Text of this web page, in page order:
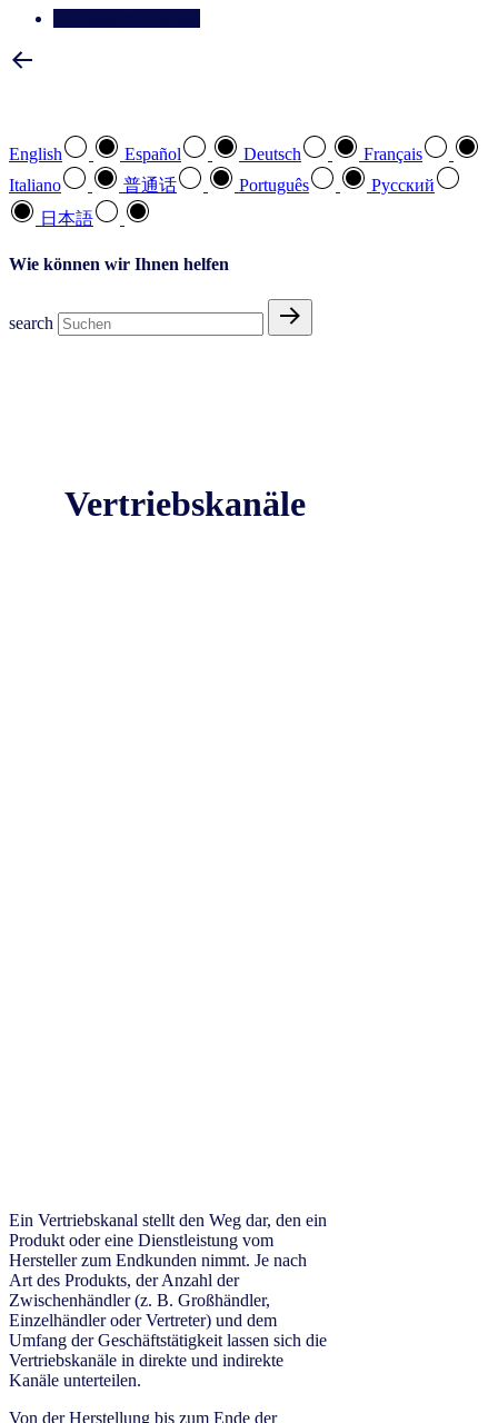
English Español Deutsch
Français
Italiano
普通话 Português
Pусский
日本語
Wie können wir Ihnen helfen
search
Vertriebskanäle
Ein Vertriebskanal stellt den Weg dar, den ein
Produkt oder eine Dienstleistung vom
Hersteller zum Endkunden nimmt. Je nach
Art des Produkts, der Anzahl der
Zwischenhändler (z. B. Großhändler,
Einzelhändler oder Vertreter) und dem
Umfang der Geschäftstätigkeit lassen sich die
Vertriebskanäle in direkte und indirekte
Kanäle unterteilen.
Von der Herstellung bis zum Ende der